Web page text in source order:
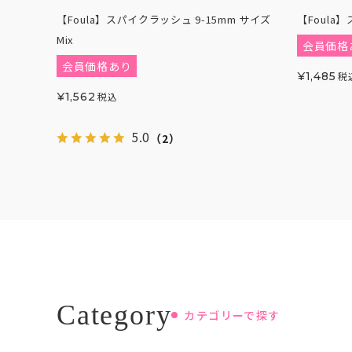
【Foula】スパイクラッシュ 9-15mm サイズ
Mix
会員価格あり
¥1,562 税込
5.0 （2）
【Foula
会員価格
¥1,485 税
カテゴリーで探す